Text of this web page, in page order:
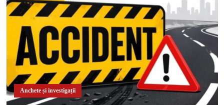
descins
în
Un
bărbat
51
ani
a
fost
Anchete și investigații